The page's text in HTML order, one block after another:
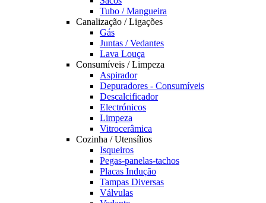
Tubo / Mangueira
Canalização / Ligações
Gás
Juntas / Vedantes
Lava Louça
Consumíveis / Limpeza
Aspirador
Depuradores - Consumíveis
Descalcificador
Electrónicos
Limpeza
Vitrocerâmica
Cozinha / Utensílios
Isqueiros
Pegas-panelas-tachos
Placas Indução
Tampas Diversas
Válvulas